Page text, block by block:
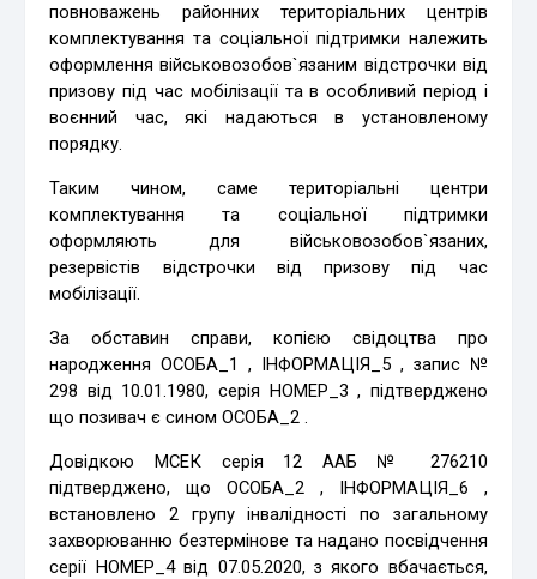
повноважень районних територіальних центрів
комплектування та соціальної підтримки належить
оформлення військовозобов`язаним відстрочки від
призову під час мобілізації та в особливий період і
воєнний час, які надаються в установленому
порядку.
Таким чином, саме територіальні центри
комплектування та соціальної підтримки
оформляють для військовозобов`язаних,
резервістів відстрочки від призову під час
мобілізації.
За обставин справи, копією свідоцтва про
народження ОСОБА_1 , ІНФОРМАЦІЯ_5 , запис №
298 від 10.01.1980, серія НОМЕР_3 , підтверджено
що позивач є сином ОСОБА_2 .
Довідкою МСЕК серія 12 ААБ № 276210
підтверджено, що ОСОБА_2 , ІНФОРМАЦІЯ_6 ,
встановлено 2 групу інвалідності по загальному
захворюванню безтермінове та надано посвідчення
серії НОМЕР_4 від 07.05.2020, з якого вбачається,